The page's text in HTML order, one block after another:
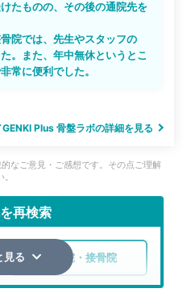
たものの、その後の通院先を
院では、先生やスタッフの
。また、年中無休というとこ
常に便利でした。
Plus 骨盤ラボの詳細を見る
なご意見・ご感想です。その点ご理解
再検索
整骨院・接骨院
見る